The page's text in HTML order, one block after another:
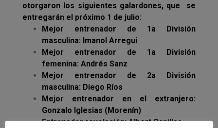
otorgaron los siguientes galardones, que se
entregarán el próximo 1 de julio:
Mejor entrenador de 1a División
masculina: Imanol Arregui
Mejor entrenador de 1a División
femenina: Andrés Sanz
Mejor entrenador de 2a División
masculina: Diego Ríos
Mejor entrenador en el extranjero:
Gonzalo Iglesias (Morenín)
Entrenador revelación: Albert Canillas